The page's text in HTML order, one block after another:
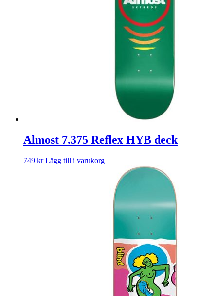
Almost 7.375 Reflex HYB deck
749 kr Lägg till i varukorg